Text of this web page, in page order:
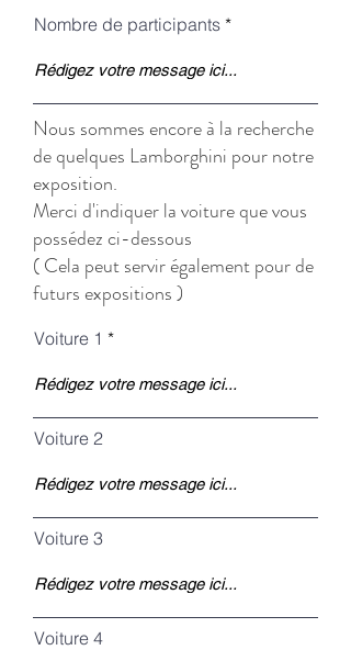
Nombre de participants
Nous sommes encore à la recherche
de quelques Lamborghini pour notre
exposition.
Merci d'indiquer la voiture que vous
possédez ci-dessous
( Cela peut servir également pour de
futurs expositions )
Voiture 1
Voiture 2
Voiture 3
Voiture 4